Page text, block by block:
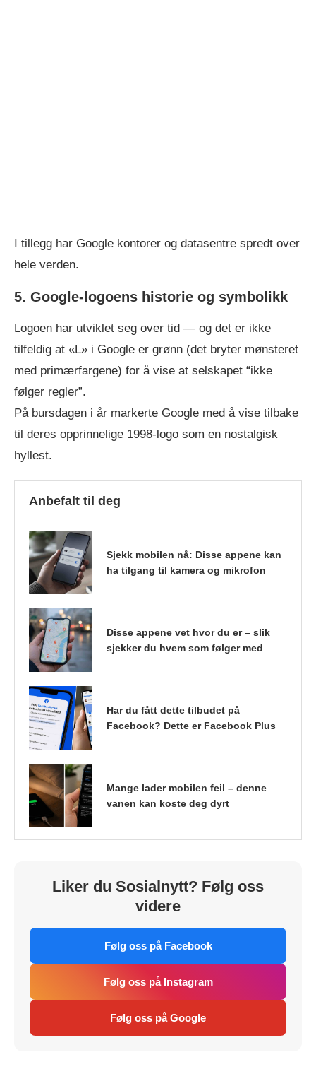
I tillegg har Google kontorer og datasentre spredt over
hele verden.
5. Google-logoens historie og symbolikk
Logoen har utviklet seg over tid — og det er ikke
tilfeldig at «L» i Google er grønn (det bryter mønsteret
med primærfargene) for å vise at selskapet “ikke
følger regler”.
På bursdagen i år markerte Google med å vise tilbake
til deres opprinnelige 1998-logo som en nostalgisk
hyllest.
Anbefalt til deg
Sjekk mobilen nå: Disse appene kan
ha tilgang til kamera og mikrofon
Disse appene vet hvor du er – slik
sjekker du hvem som følger med
Har du fått dette tilbudet på
Facebook? Dette er Facebook Plus
Mange lader mobilen feil – denne
vanen kan koste deg dyrt
Liker du Sosialnytt? Følg oss
videre
Følg oss på Facebook
Følg oss på Instagram
Følg oss på Google